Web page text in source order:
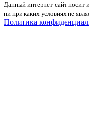
Данный интернет-сайт носит
ни при каких условиях не
Политика